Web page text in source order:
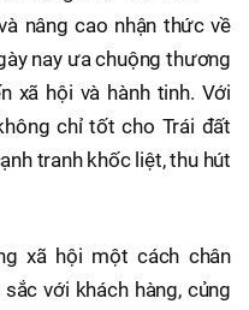
nâng cao nhận thức về
nay ưa chuộng thương
xã hội và hành tinh. Với
chỉ tốt cho Trái đất
tranh khốc liệt, thu hút
xã hội một cách chân
với khách hàng, củng